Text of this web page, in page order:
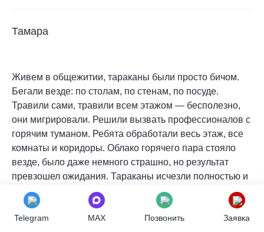
Тамара
Живем в общежитии, тараканы были просто бичом.
Бегали везде: по столам, по стенам, по посуде.
Травили сами, травили всем этажом — бесполезно,
они мигрировали. Решили вызвать профессионалов с
горячим туманом. Ребята обработали весь этаж, все
комнаты и коридоры. Облако горячего пара стояло
везде, было даже немного страшно, но результат
превзошел ожидания. Тараканы исчезли полностью и
не появляются уже год. Огромное спасибо за
спасение нашего общежития!
Telegram MAX Позвонить Заявка